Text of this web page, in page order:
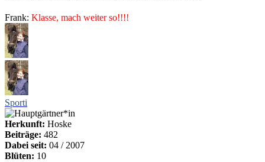
Frank: Klasse, mach weiter so!!!!
Sporti
Herkunft: Hoske
Beiträge: 482
Dabei seit: 04 / 2007
Blüten: 10